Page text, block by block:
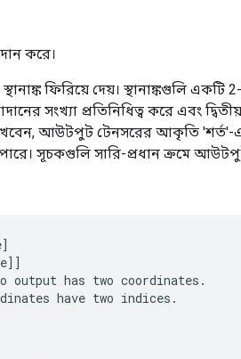
করে।
ফিরিয়ে দেয়। স্থানাঙ্কগুলি
সংখ্যা প্রতিনিধিত্ব করে এবং
রাখবেন, আউটপুট টেনসরের আকৃতি
সূচকগুলি সারি-প্রধান ক্রমে
]
]]
output has two coordinates .
have two indices .